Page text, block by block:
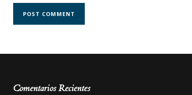
Comentarios Recientes